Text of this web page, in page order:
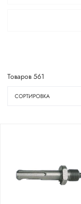
Товаров 561
СОРТИРОВКА